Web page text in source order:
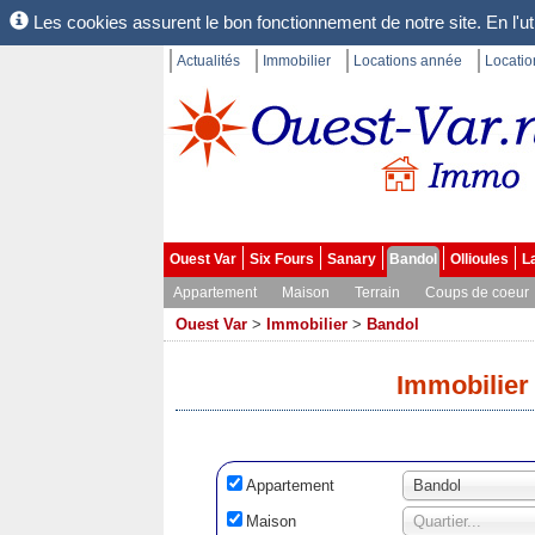
Les cookies assurent le bon fonctionnement de notre site. En
Actualités Immobilier Locations année
Ouest Var Six Fours Sanary Bandol Ollioules
Appartement
Maison Terrain Coups de coeur
Ouest Var > Immobilier > Bandol
Immobilier
Appartement
Bandol
Maison
Quartier...